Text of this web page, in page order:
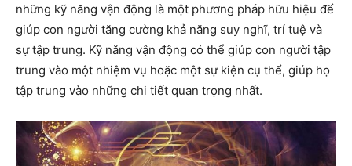
những kỹ năng vận động là một phương pháp hữu hiệu để
giúp con người tăng cường khả năng suy nghĩ, trí tuệ và
sự tập trung. Kỹ năng vận động có thể giúp con người tập
trung vào một nhiệm vụ hoặc một sự kiện cụ thể, giúp họ
tập trung vào những chi tiết quan trọng nhất.